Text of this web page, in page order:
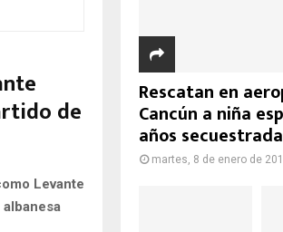
de
Levante
Rescatan en
Cancún a niña
años
martes, 8 de enero de